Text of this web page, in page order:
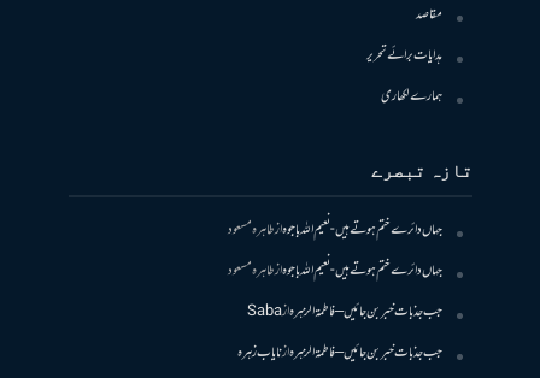
مقاصد
ہدایات برائے تحریر
ہمارے لکھاری
تازہ تبصرے
جہاں دائرے ختم ہوتے ہیں- نعیم اللہ باجوہازطاہرہ مسعود
جہاں دائرے ختم ہوتے ہیں- نعیم اللہ باجوہازطاہرہ مسعود
جب جذبات خبر بن جائیں – فاطمۃالزہرہازSaba
جب جذبات خبر بن جائیں – فاطمۃالزہرہازنایاب زہرہ